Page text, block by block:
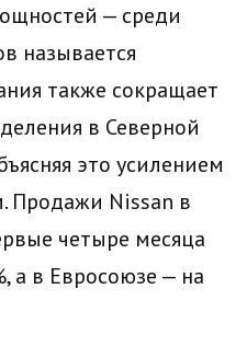
— среди
называется
также сокращает
в Северной
это усилением
Продажи Nissan в
четыре месяца
а в Евросоюзе — на